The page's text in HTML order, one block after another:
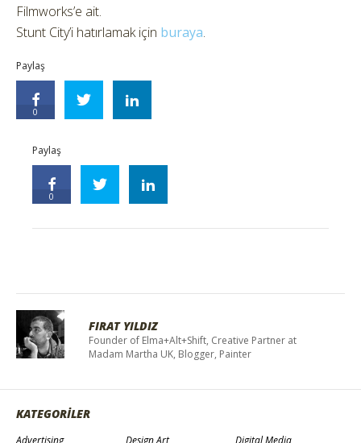
Filmworks’e ait.
Stunt City’i hatırlamak için buraya.
Paylaş
0
Paylaş
0
FIRAT YILDIZ
Founder of Elma+Alt+Shift, Creative Partner at
Madam Martha UK, Blogger, Painter
KATEGORİLER
Advertising Design Art Digital Media